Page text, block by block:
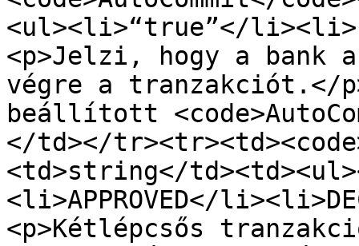
<ul><li>“true”</
<p>Jelzi, hogy a bank
végre a tranzakciót.</
beállított
</td></
<td>string</
<li>APPROVED</
<p>Kétlépcsős